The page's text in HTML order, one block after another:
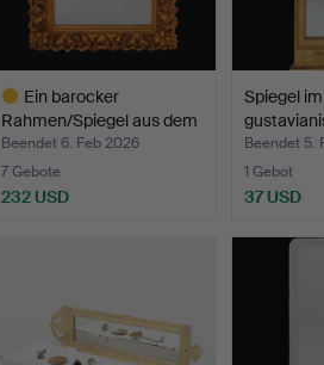
Ein barocker
Rahmen/Spiegel aus dem
19. Ja…
Beendet 6. Feb 2026
7 Gebote
232 USD
Spiegel im
Jahrh…
Beendet 5.
1 Gebot
37 USD